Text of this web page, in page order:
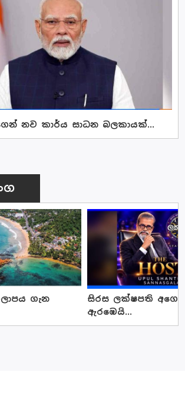
නව කාර්ය සාධන බලකායක්...
ගැන
සිරස ලක්ෂපති
ඇරඹෙයි...